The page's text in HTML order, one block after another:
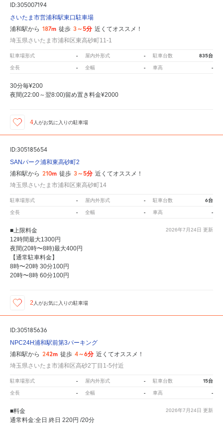
ID:305007194
さいたま市営浦和駅東口駐車場
浦和駅から 187m 徒歩 3～5分 近くてオススメ！
埼玉県さいたま市浦和区東高砂町11-1
駐車場形式 - 屋内外形式 - 駐車台数 835台
全長 - 全幅 - 車高 -
30分毎¥200
夜間(22:00～翌8:00)留め置き料金¥2000
4人がお気に入りの駐車場
ID:305185654
SANパーク浦和東高砂町2
浦和駅から 210m 徒歩 3～5分 近くてオススメ！
埼玉県さいたま市浦和区東高砂町14
駐車場形式 - 屋内外形式 - 駐車台数 6台
全長 - 全幅 - 車高 -
2026年7月24日 更新
■上限料金
12時間最大1300円
夜間(20時〜8時)最大400円
【通常駐車料金】
8時〜20時 30分100円
20時〜8時 60分100円
2 人がお気に入りの駐車場
ID:305185636
NPC24H浦和駅前第3パーキング
浦和駅から 242m 徒歩 4～6分 近くてオススメ！
埼玉県さいたま市浦和区高砂2丁目1-5付近
駐車場形式 - 屋内外形式 - 駐車台数 15台
全長 - 全幅 - 車高 -
2026年7月24日 更新
■料金
通常料金:全日 終日 220円 /20分